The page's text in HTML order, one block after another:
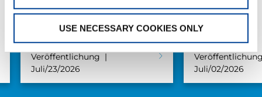
USE NECESSARY COOKIES ONLY
Veröffentlichung
Juli/23/2026
Juli/02/2026